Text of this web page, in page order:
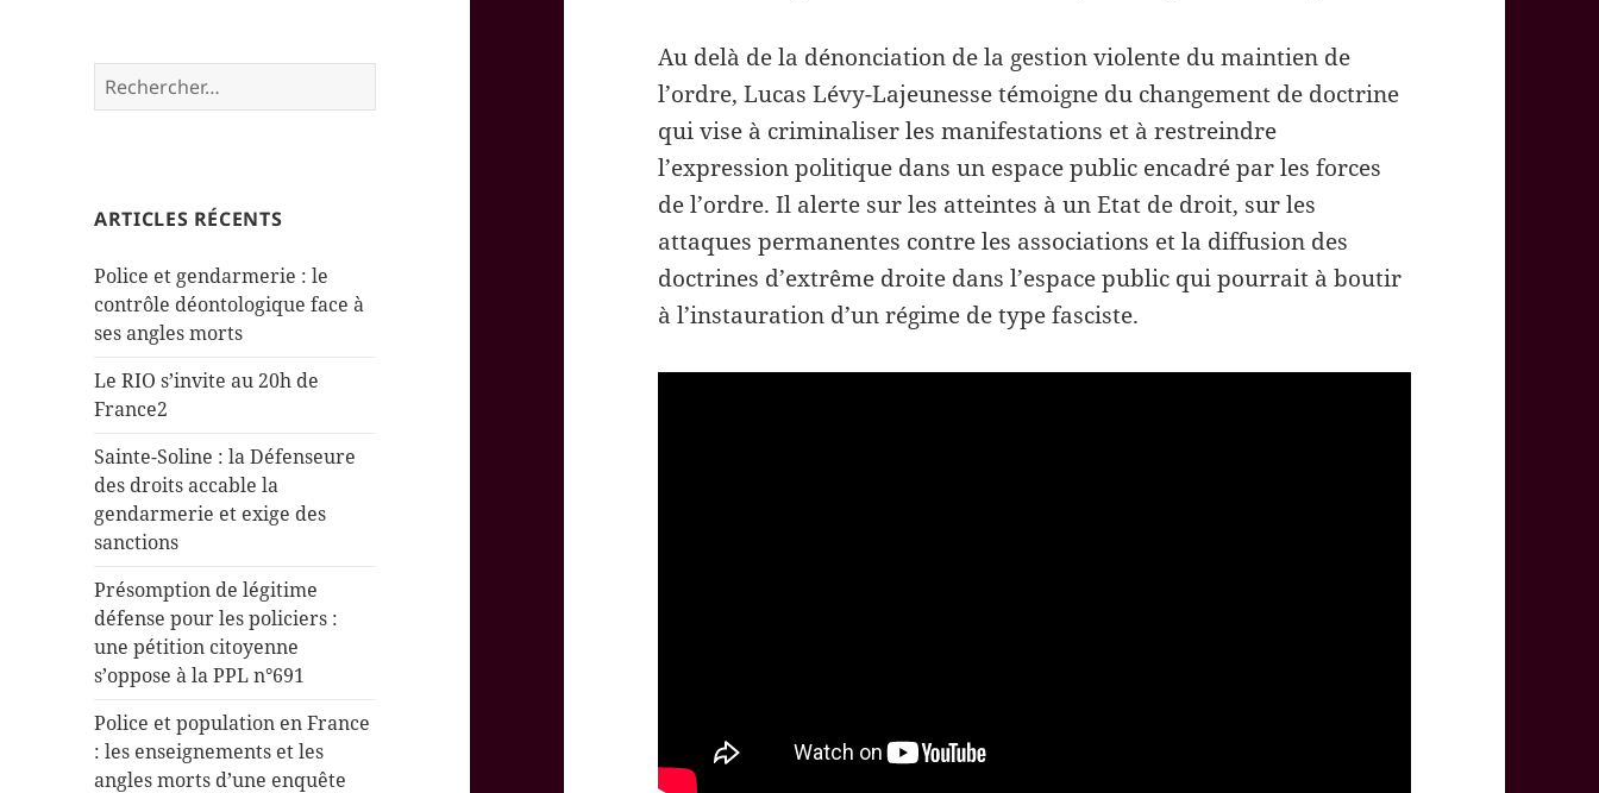
Rechercher :
ARTICLES RÉCENTS
Police et gendarmerie : le
contrôle déontologique face à
ses angles morts
Le RIO s’invite au 20h de
France2
Sainte-Soline : la Défenseure
des droits accable la
gendarmerie et exige des
sanctions
Présomption de légitime
défense pour les policiers :
une pétition citoyenne
s’oppose à la PPL n°691
Police et population en France
: les enseignements et les
angles morts d’une enquête
Au delà de la dénonciation de la gestion violente du maintien de
l’ordre, Lucas Lévy-Lajeunesse témoigne du changement de doctrine
qui vise à criminaliser les manifestations et à restreindre
l’expression politique dans un espace public encadré par les forces
de l’ordre. Il alerte sur les atteintes à un Etat de droit, sur les
attaques permanentes contre les associations et la diffusion des
doctrines d’extrême droite dans l’espace public qui pourrait à boutir
à l’instauration d’un régime de type fasciste.